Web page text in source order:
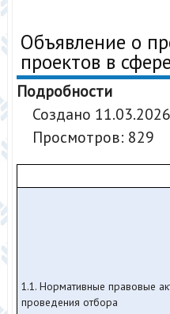
Объявление о
проектов в
Подробности
Создано
Просмотров: 829
1.1. Нормативные правовые
проведения отбора